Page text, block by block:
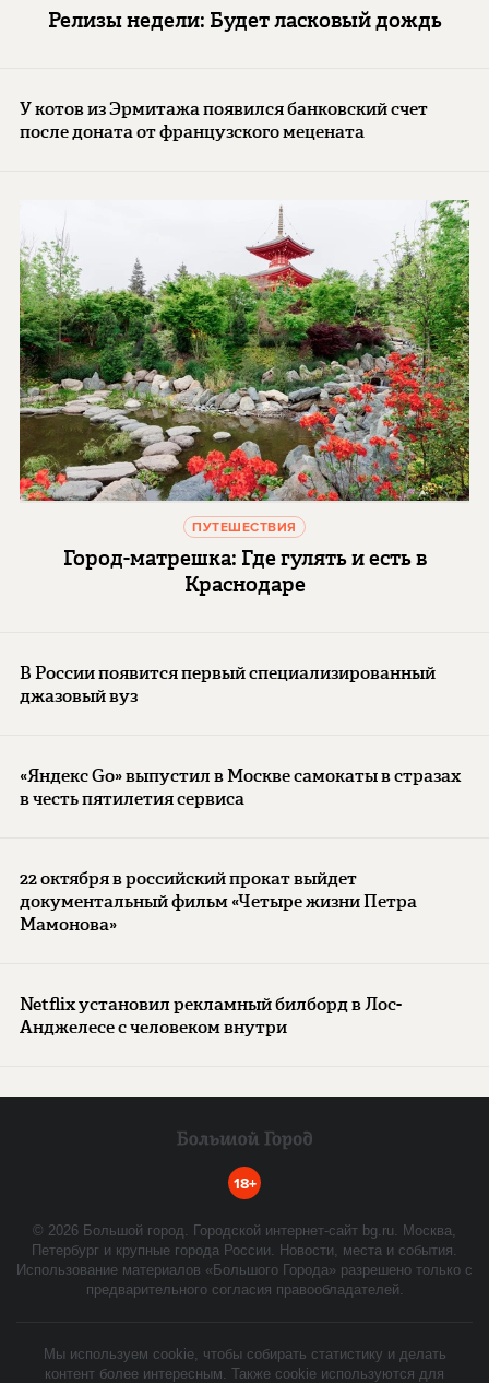
Релизы недели: Будет ласковый дождь
У котов из Эрмитажа появился банковский счет
после доната от французского мецената
ПУТЕШЕСТВИЯ
Город-матрешка: Где гулять и есть в
Краснодаре
В России появится первый специализированный
джазовый вуз
«Яндекс Go» выпустил в Москве самокаты в стразах
в честь пятилетия сервиса
22 октября в российский прокат выйдет
документальный фильм «Четыре жизни Петра
Мамонова»
Netflix установил рекламный билборд в Лос-
Анджелесе с человеком внутри
18+
© 2026 Большой город. Городской интернет-сайт bg.ru. Москва,
Петербург и крупные города России. Новости, места и события.
Использование материалов «Большого Города» разрешено только с
предварительного согласия правообладателей.
Мы используем cookie, чтобы собирать статистику и делать
контент более интересным. Также cookie используются для